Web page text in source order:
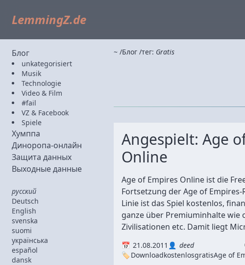
LemmingZ.de
Блог
unkategorisiert
Musik
Technologie
Video & Film
#fail
VZ & Facebook
Spiele
Хумппа
Диноропа-онлайн
Защита данных
Выходные данные
русский
Deutsch
English
svenska
suomi
українська
español
dansk
~ Блог тег: Gratis
Angespielt: Age
Online
Age of Empires Online ist die
Fortsetzung der Age of Empires-
Linie ist das Spiel kostenlos,
ganze über Premiuminhalte wie
Zivilisationen etc. Damit liegt
21.08.2011 deed
DownloadkostenlosgratisAge of